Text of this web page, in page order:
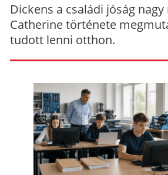
Dickens a családi jóság
Catherine története
tudott lenni otthon.